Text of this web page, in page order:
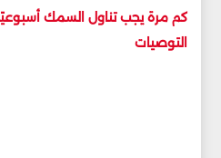
كم مرة يجب تناول السمك
التوصيات